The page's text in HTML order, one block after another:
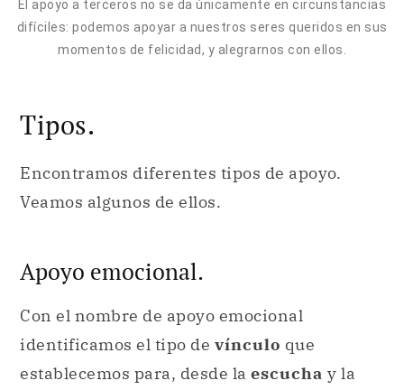
El apoyo a terceros no se da únicamente en circunstancias
difíciles: podemos apoyar a nuestros seres queridos en sus
momentos de felicidad, y alegrarnos con ellos.
Tipos.
Encontramos diferentes tipos de apoyo.
Veamos algunos de ellos.
Apoyo emocional.
Con el nombre de apoyo emocional
identificamos el tipo de vínculo que
establecemos para, desde la escucha y la